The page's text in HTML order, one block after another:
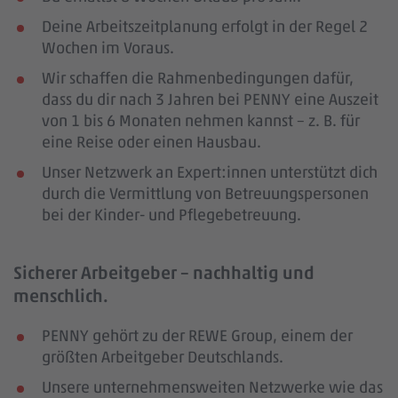
Deine Arbeitszeitplanung erfolgt in der Regel 2
Wochen im Voraus.
Wir schaffen die Rahmenbedingungen dafür,
dass du dir nach 3 Jahren bei PENNY eine Auszeit
von 1 bis 6 Monaten nehmen kannst – z. B. für
eine Reise oder einen Hausbau.
Unser Netzwerk an Expert:innen unterstützt dich
durch die Vermittlung von Betreuungspersonen
bei der Kinder- und Pflegebetreuung.
Sicherer Arbeitgeber – nachhaltig und
menschlich.
PENNY gehört zu der REWE Group, einem der
größten Arbeitgeber Deutschlands.
Unsere unternehmensweiten Netzwerke wie das